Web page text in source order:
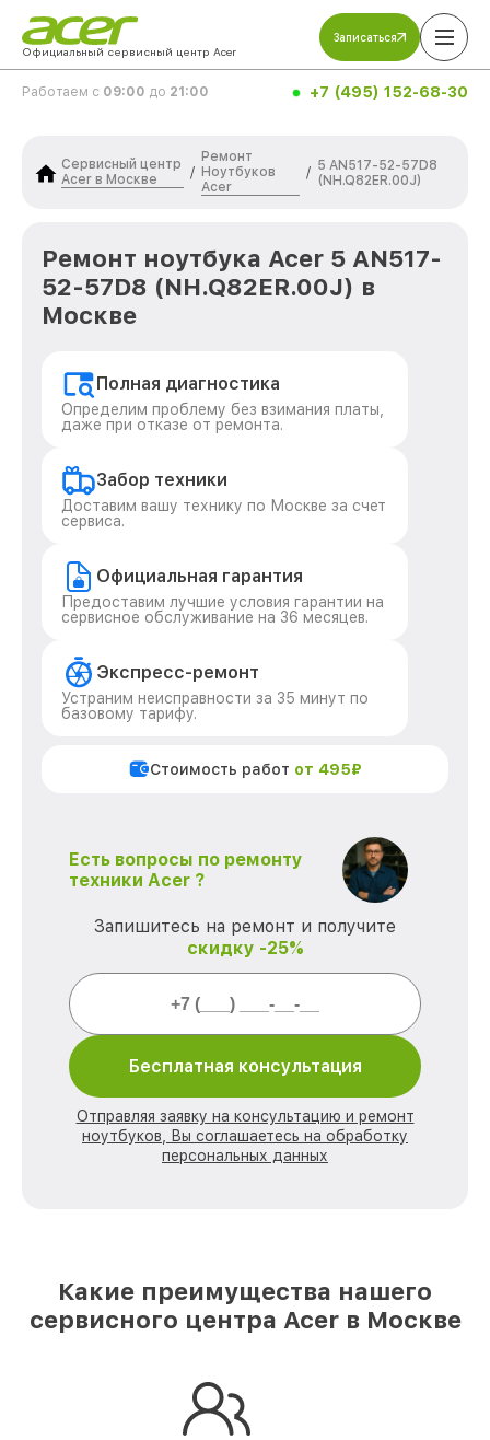
Официальный сервисный центр Acer
Записаться
Работаем с 09:00 до 21:00 +7 (495) 152-68-30
Сервисный центр
Acer в Москве
/
Ремонт
Ноутбуков
Acer
/ 5 AN517-52-57D8
(NH.Q82ER.00J)
Ремонт ноутбука Acer 5 AN517-
52-57D8 (NH.Q82ER.00J) в
Москве
Полная диагностика
Определим проблему без взимания платы,
даже при отказе от ремонта.
Забор техники
Доставим вашу технику по Москве за счет
сервиса.
Официальная гарантия
Предоставим лучшие условия гарантии на
сервисное обслуживание на 36 месяцев.
Экспресс-ремонт
Устраним неисправности за 35 минут по
базовому тарифу.
Стоимость работ от 495₽
Есть вопросы по ремонту
техники Acer ?
Запишитесь на ремонт и получите
скидку -25%
Бесплатная консультация
Отправляя заявку на консультацию и ремонт
ноутбуков, Вы соглашаетесь на обработку
персональных данных
Какие преимущества нашего
сервисного центра Acer в Москве